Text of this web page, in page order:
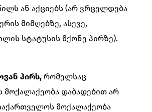
ან აქციებს (არ ვრცელდება
მიმღებზე, ასევე,
სტატუსის მქონე პირზე).
პირს, რომელსაც
მოქალაქეობა დაბადებით არ
მოქალაქეობა